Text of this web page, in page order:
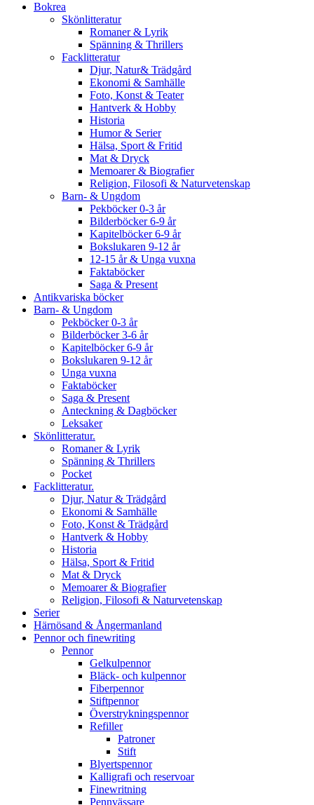
Bokrea
Skönlitteratur
Romaner & Lyrik
Spänning & Thrillers
Facklitteratur
Djur, Natur& Trädgård
Ekonomi & Samhälle
Foto, Konst & Teater
Hantverk & Hobby
Historia
Humor & Serier
Hälsa, Sport & Fritid
Mat & Dryck
Memoarer & Biografier
Religion, Filosofi & Naturvetenskap
Barn- & Ungdom
Pekböcker 0-3 år
Bilderböcker 6-9 år
Kapitelböcker 6-9 år
Bokslukaren 9-12 år
12-15 år & Unga vuxna
Faktaböcker
Saga & Present
Antikvariska böcker
Barn- & Ungdom
Pekböcker 0-3 år
Bilderböcker 3-6 år
Kapitelböcker 6-9 år
Bokslukaren 9-12 år
Unga vuxna
Faktaböcker
Saga & Present
Anteckning & Dagböcker
Leksaker
Skönlitteratur.
Romaner & Lyrik
Spänning & Thrillers
Pocket
Facklitteratur.
Djur, Natur & Trädgård
Ekonomi & Samhälle
Foto, Konst & Trädgård
Hantverk & Hobby
Historia
Hälsa, Sport & Fritid
Mat & Dryck
Memoarer & Biografier
Religion, Filosofi & Naturvetenskap
Serier
Härnösand & Ångermanland
Pennor och finewriting
Pennor
Gelkulpennor
Bläck- och kulpennor
Fiberpennor
Stiftpennor
Överstrykningspennor
Refiller
Patroner
Stift
Blyertspennor
Kalligrafi och reservoar
Finewritning
Pennvässare